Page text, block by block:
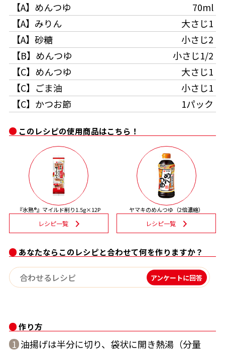
サッと鍋® 楽チン鍋®
楽チン屋® ストレートつゆ
新鮮一番 『氷熟®』
割烹白だしレシピ
レシピ特設サイト
割烹白だしレシピ特集
かつおだしが決め手！簡単茶碗蒸し
このレシピの使用商品はこちら！
『氷熟®』マイルド削り1.5g×12P
レシピ一覧
ヤマキのめんつゆ（2倍濃縮）
レシピ一覧
あなたならこのレシピと合わせて何を作りますか？
アンケートに回答
作り方
1 油揚げは半分に切り、袋状に開き熱湯（分量
【A】めんつゆ
70ml
【A】みりん
大さじ1
【A】砂糖
小さじ2
【B】めんつゆ
小さじ1/2
【C】めんつゆ
大さじ1
【C】ごま油
小さじ1
【C】かつお節
1パック